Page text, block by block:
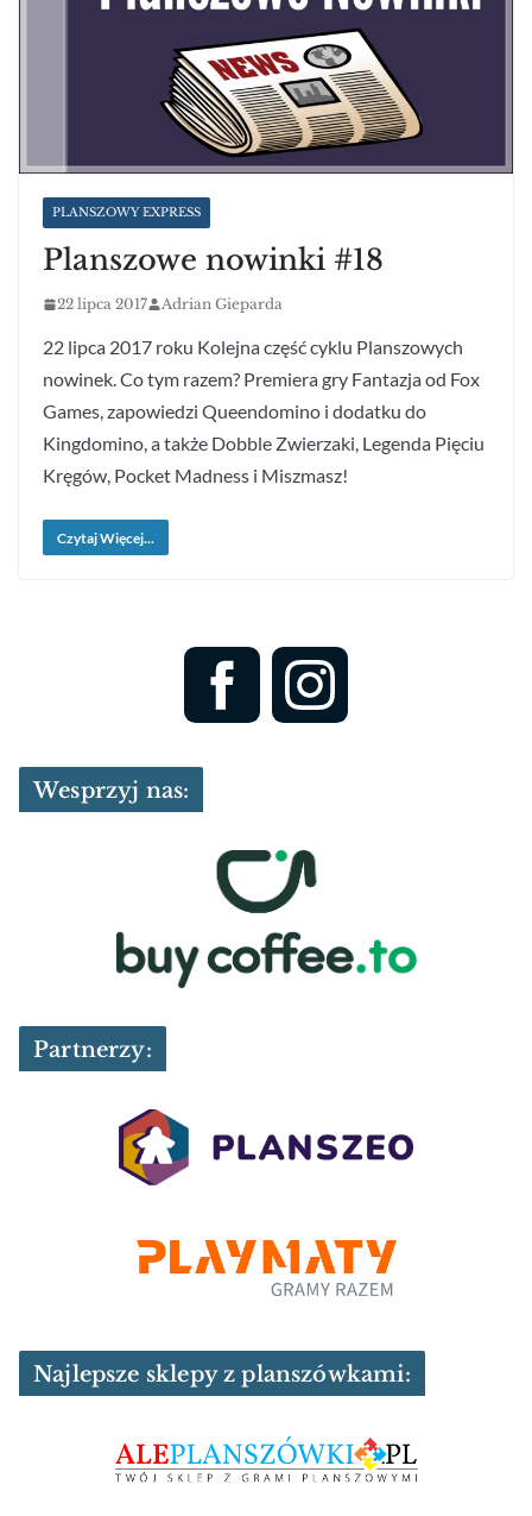
PLANSZOWY EXPRESS
Planszowe nowinki #18
22 lipca 2017 Adrian Gieparda
22 lipca 2017 roku Kolejna część cyklu Planszowych
nowinek. Co tym razem? Premiera gry Fantazja od Fox
Games, zapowiedzi Queendomino i dodatku do
Kingdomino, a także Dobble Zwierzaki, Legenda Pięciu
Kręgów, Pocket Madness i Miszmasz!
Czytaj Więcej...
Wesprzyj nas:
Partnerzy:
Najlepsze sklepy z planszówkami: